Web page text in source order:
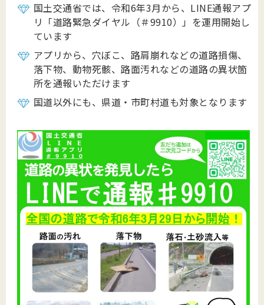
国土交通省では、令和6年3月から、LINE通報アプ
リ「道路緊急ダイヤル（＃9910）」を運用開始し
ています
アプリから、穴ぼこ、路肩崩れなどの道路損傷、
落下物、動物死骸、路面汚れなどの道路の異状箇
所を通報いただけます
国道以外にも、県道・市町村道も対象となります